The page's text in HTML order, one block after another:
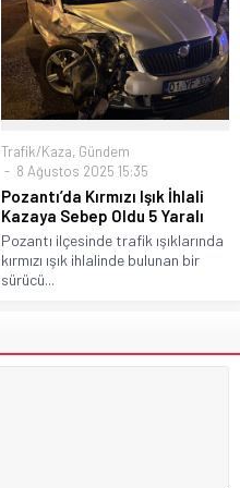
Trafik/Kaza, Gündem
8 Ağustos 2025 15:35
Pozantı’da Kırmızı Işık İhlali
Kazaya Sebep Oldu 5 Yaralı
Pozantı ilçesinde trafik ışıklarında
kırmızı ışık ihlalinde bulunan bir
sürücü...